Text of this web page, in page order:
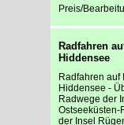
Preis/
Radfahren
Hiddensee
Radfahren auf
Hiddensee -
Radwege der
Ostseeküsten-
der Insel